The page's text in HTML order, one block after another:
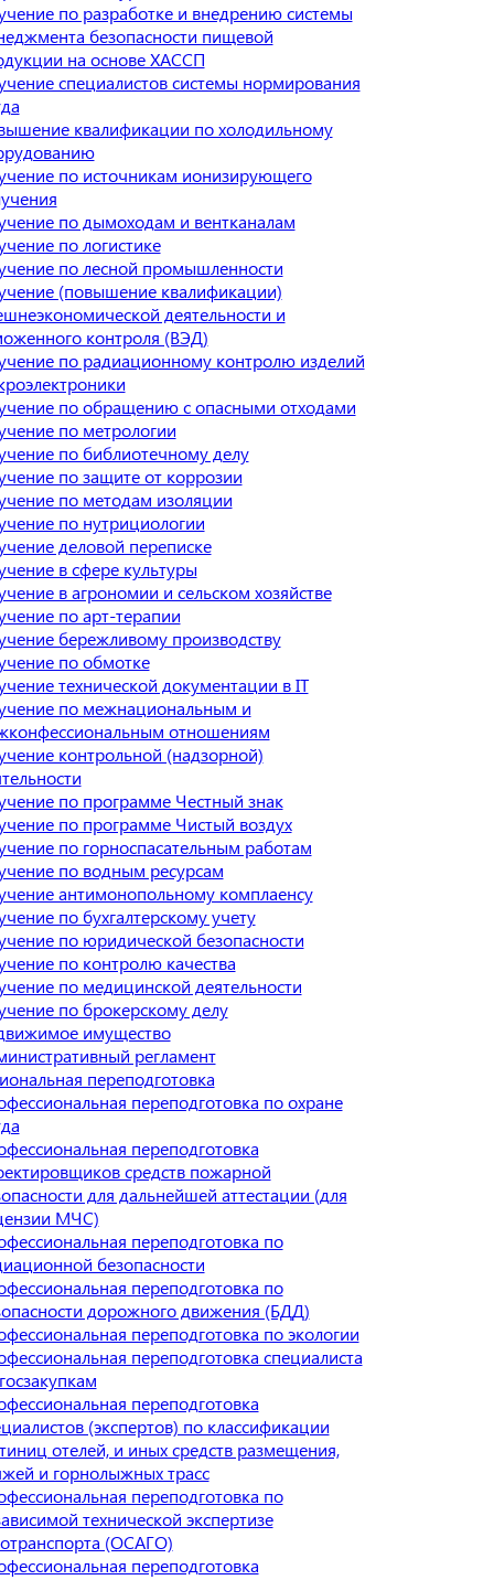
по разработке и внедрению системы
безопасности пищевой
на основе ХАССП
специалистов системы нормирования
квалификации по холодильному
по источникам ионизирующего
по дымоходам и вентканалам
по логистике
по лесной промышленности
(повышение квалификации)
деятельности и
контроля (ВЭД)
по радиационному контролю изделий
по обращению с опасными отходами
по метрологии
по библиотечному делу
по защите от коррозии
по методам изоляции
по нутрициологии
деловой переписке
в сфере культуры
в агрономии и сельском хозяйстве
по арт-терапии
бережливому производству
по обмотке
технической документации в IT
по межнациональным и
отношениям
контрольной (надзорной)
по программе Честный знак
по программе Чистый воздух
по горноспасательным работам
по водным ресурсам
антимонопольному комплаенсу
по бухгалтерскому учету
по юридической безопасности
по контролю качества
по медицинской деятельности
по брокерскому делу
имущество
регламент
переподготовка
переподготовка по охране
переподготовка
средств пожарной
для дальнейшей аттестации (для
МЧС)
переподготовка по
безопасности
переподготовка по
дорожного движения (БДД)
переподготовка по экологии
переподготовка специалиста
переподготовка
(экспертов) по классификации
отелей, и иных средств размещения,
и горнолыжных трасс
переподготовка по
технической экспертизе
(ОСАГО)
переподготовка